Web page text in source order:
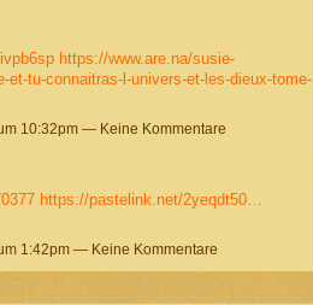
https://www.are.na/susie-
et-tu-connaitras-l-univers-et-les-dieux-tome-
10:32pm — Keine Kommentare
https://pastelink.net/2yeqdt50…
1:42pm — Keine Kommentare